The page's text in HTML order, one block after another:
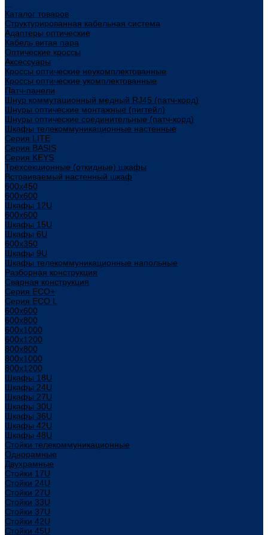
Каталог товаров
Структурированная кабельная система
Адаптеры оптические
Кабель витая пара
Оптические кроссы
Аксессуары
Кроссы оптические неукомплектованные
Кроссы оптические укомплектованные
Патч-панели
Шнур коммутационный медный RJ45 (патч-корд)
Шнуры оптические монтажные (пигтейл)
Шнуры оптические соединительные (патч-корд)
Шкафы телекоммуникационные настенные
Cерия LITE
Cерия BASIS
Cерия KEYS
Трехсекционные (откидные) шкафы
Встраиваемый настенный шкаф
600x450
600x600
Шкафы 12U
600x600
Шкафы 15U
Шкафы 6U
600x350
Шкафы 9U
Шкафы телекоммуникационные напольные
Разборная конструкция
Сварная конструкция
Серия ECO+
Серия ECO L
600x600
600x800
600х1000
600х1200
800x800
800х1000
800х1200
Шкафы 18U
Шкафы 24U
Шкафы 27U
Шкафы 30U
Шкафы 36U
Шкафы 42U
Шкафы 48U
Стойки телекоммуникационные
Однорамные
Двухрамные
Стойки 17U
Стойки 24U
Стойки 27U
Стойки 33U
Стойки 37U
Стойки 42U
Стойки 45U